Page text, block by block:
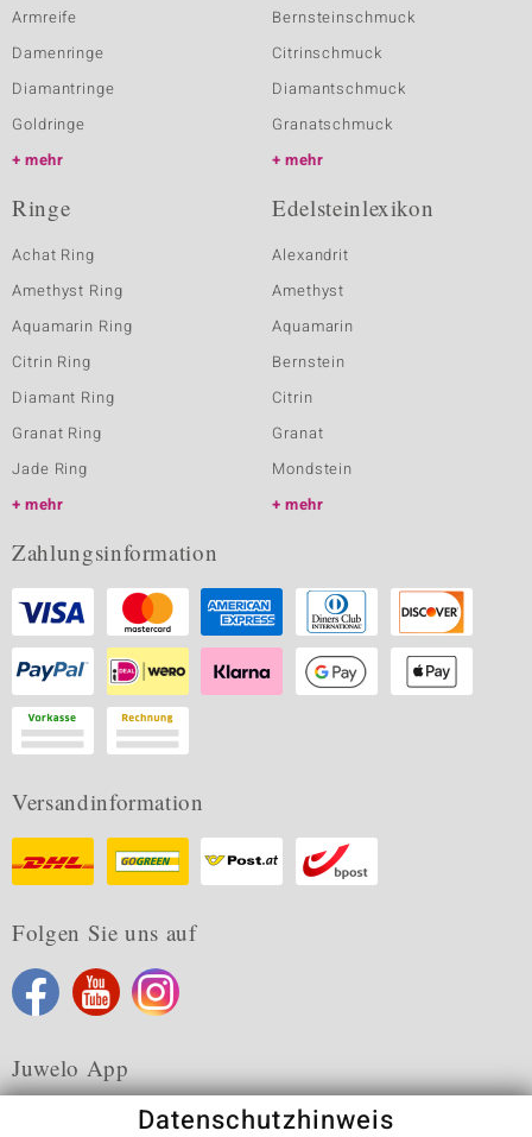
Armreife
Damenringe
Diamantringe
Goldringe
mehr
Bernsteinschmuck
Citrinschmuck
Diamantschmuck
Granatschmuck
mehr
Ringe
Achat Ring
Amethyst Ring
Aquamarin Ring
Citrin Ring
Diamant Ring
Granat Ring
Jade Ring
mehr
Edelsteinlexikon
Alexandrit
Amethyst
Aquamarin
Bernstein
Citrin
Granat
Mondstein
mehr
Zahlungsinformation
Versandinformation
Folgen Sie uns auf
Juwelo App
Datenschutzhinweis